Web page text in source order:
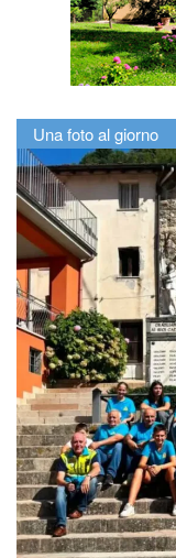
Una foto al giorno